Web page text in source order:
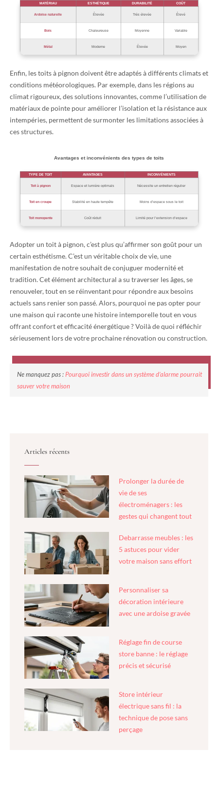
MATÉRIAU ESTHÉTIQUE DURABILITÉ COÛT
Ardoise naturelle Élevée Très élevée Élevé
Bois Chaleureuse Moyenne Variable
Métal Moderne Élevée Moyen
Enfin, les toits à pignon doivent être adaptés à différents climats et
conditions météorologiques. Par exemple, dans les régions au
climat rigoureux, des solutions innovantes, comme l’utilisation de
matériaux de pointe pour améliorer l’isolation et la résistance aux
intempéries, permettent de surmonter les limitations associées à
ces structures.
Avantages et inconvénients des types de toits
TYPE DE TOIT AVANTAGES INCONVÉNIENTS
Toit à pignon Espace et lumière optimals Nécessite un entretien régulier
Toit en croupe Stabilité en haute tempête Moins d’espace sous le toit
Toit monopente Coût réduit Limité pour l’extension d’espace
Adopter un toit à pignon, c’est plus qu’affirmer son goût pour un
certain esthétisme. C’est un véritable choix de vie, une
manifestation de notre souhait de conjuguer modernité et
tradition. Cet élément architectural a su traverser les âges, se
renouveler, tout en se réinventant pour répondre aux besoins
actuels sans renier son passé. Alors, pourquoi ne pas opter pour
une maison qui raconte une histoire intemporelle tout en vous
offrant confort et efficacité énergétique ? Voilà de quoi réfléchir
sérieusement lors de votre prochaine rénovation ou construction.
Ne manquez pas : Pourquoi investir dans un système d’alarme pourrait
sauver votre maison
Articles récents
Prolonger la durée de
vie de ses
électroménagers : les
gestes qui changent tout
Debarrasse meubles : les
5 astuces pour vider
votre maison sans effort
Personnaliser sa
décoration intérieure
avec une ardoise gravée
Réglage fin de course
store banne : le réglage
précis et sécurisé
Store intérieur
électrique sans fil : la
technique de pose sans
perçage